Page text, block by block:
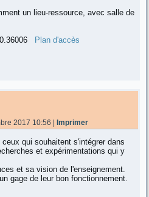
un lieu-ressource, avec salle de
Plan d'accès
2017 10:56 Imprimer
qui souhaitent s'intégrer dans
et expérimentations qui y
et sa vision de l'enseignement.
gage de leur bon fonctionnement.